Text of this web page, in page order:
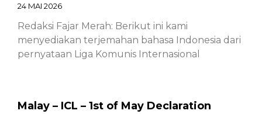
24 MAI 2026
Redaksi Fajar Merah: Berikut ini kami
menyediakan terjemahan bahasa Indonesia dari
pernyataan Liga Komunis Internasional
Malay – ICL – 1st of May Declaration